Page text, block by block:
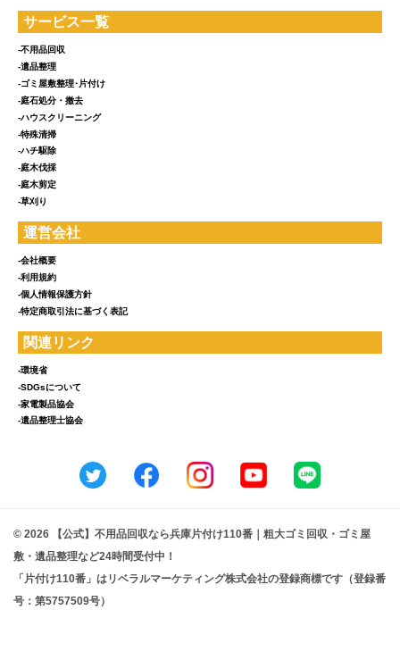
サービス一覧
-不用品回収
-遺品整理
-ゴミ屋敷整理･片付け
-庭石処分・撤去
-ハウスクリーニング
-特殊清掃
-ハチ駆除
-庭木伐採
-庭木剪定
-草刈り
運営会社
-会社概要
-利用規約
-個人情報保護方針
-特定商取引法に基づく表記
関連リンク
-環境省
-SDGsについて
-家電製品協会
-遺品整理士協会
© 2026 【公式】不用品回収なら兵庫片付け110番｜粗大ゴミ回収・ゴミ屋
敷・遺品整理など24時間受付中！
「片付け110番」はリベラルマーケティング株式会社の登録商標です（登録番
号：第5757509号）